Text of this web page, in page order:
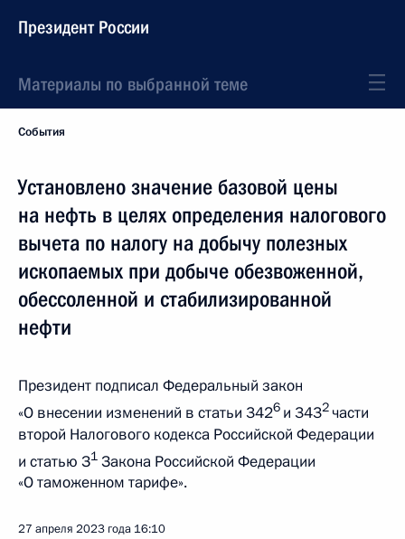
Президент России
Материалы по выбранной теме
События
Установлено значение базовой цены
на нефть в целях определения налогового
вычета по налогу на добычу полезных
ископаемых при добыче обезвоженной,
обессоленной и стабилизированной
нефти
Президент подписал Федеральный закон
«О внесении изменений в статьи 3426 и 3432 части
второй Налогового кодекса Российской Федерации
и статью З1 Закона Российской Федерации
«О таможенном тарифе».
27 апреля 2023 года 16:10